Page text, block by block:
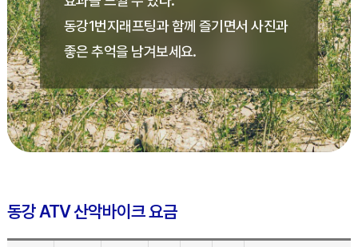
동강1번지래프팅과 함께 즐기면서 사진과
좋은 추억을 남겨보세요.
동강 ATV 산악바이크 요금